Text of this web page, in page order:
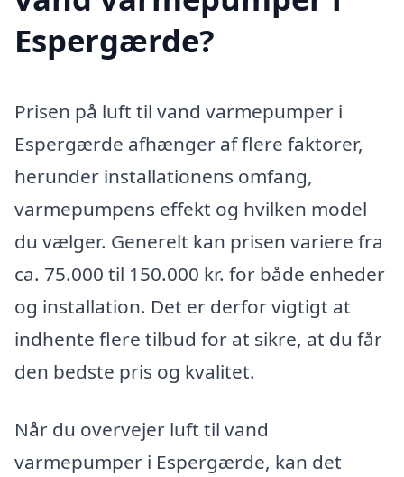
Espergærde?
Prisen på luft til vand varmepumper i
Espergærde afhænger af flere faktorer,
herunder installationens omfang,
varmepumpens effekt og hvilken model
du vælger. Generelt kan prisen variere fra
ca. 75.000 til 150.000 kr. for både enheder
og installation. Det er derfor vigtigt at
indhente flere tilbud for at sikre, at du får
den bedste pris og kvalitet.
Når du overvejer luft til vand
varmepumper i Espergærde, kan det